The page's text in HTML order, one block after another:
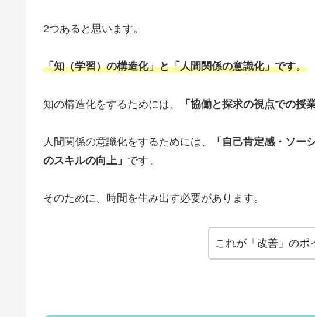
2つあると思います。
「知（学習）の構造化」と「人間関係の意識化」です。
知の構造化をするためには、 「協働と探求の視点での授
人間関係の意識化をするためには、
「自己肯定感・ソー
のスキルの向上」 です。
そのために、時間を生み出す必要があります。
これが「改善」のポ